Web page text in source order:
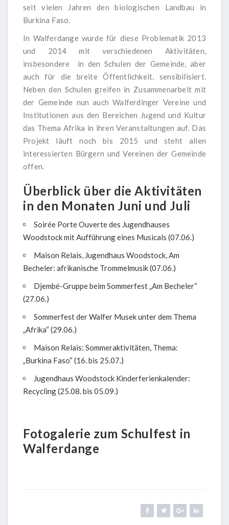
seit vielen Jahren den biologischen Landbau in
Burkina Faso.
In Walferdange wurde für diese Problematik 2013
und 2014 mit verschiedenen Aktivitäten,
insbesondere in den Schulen der Gemeinde, aber
auch für die breite Öffentlichkeit, sensibilisiert.
Neben den Schulen greifen in Zusammenarbeit mit
der Gemeinde nun auch Walferdinger Vereine und
Institutionen aus den Bereichen Jugend und Kultur
das Thema Afrika in ihren Veranstaltungen auf. Das
Projekt läuft noch bis 2015 und steht allen
interessierten Bürgern und Vereinen der Gemeinde
offen.
Überblick über die Aktivitäten
in den Monaten Juni und Juli
Soirée Porte Ouverte des Jugendhauses
Woodstock mit Aufführung eines Musicals (07.06.)
Maison Relais, Jugendhaus Woodstock, Am
Becheler: afrikanische Trommelmusik (07.06.)
Djembé-Gruppe beim Sommerfest „Am Becheler“
(27.06.)
Sommerfest der Walfer Musek unter dem Thema
„Afrika“ (29.06.)
Maison Relais: Sommeraktivitäten, Thema:
„Burkina Faso“ (16. bis 25.07.)
Jugendhaus Woodstock Kinderferienkalender:
Recycling (25.08. bis 05.09.)
Fotogalerie zum Schulfest in
Walferdange